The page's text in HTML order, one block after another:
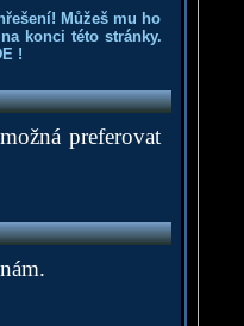
Můžeš mu ho
konci této stránky.
!
preferovat